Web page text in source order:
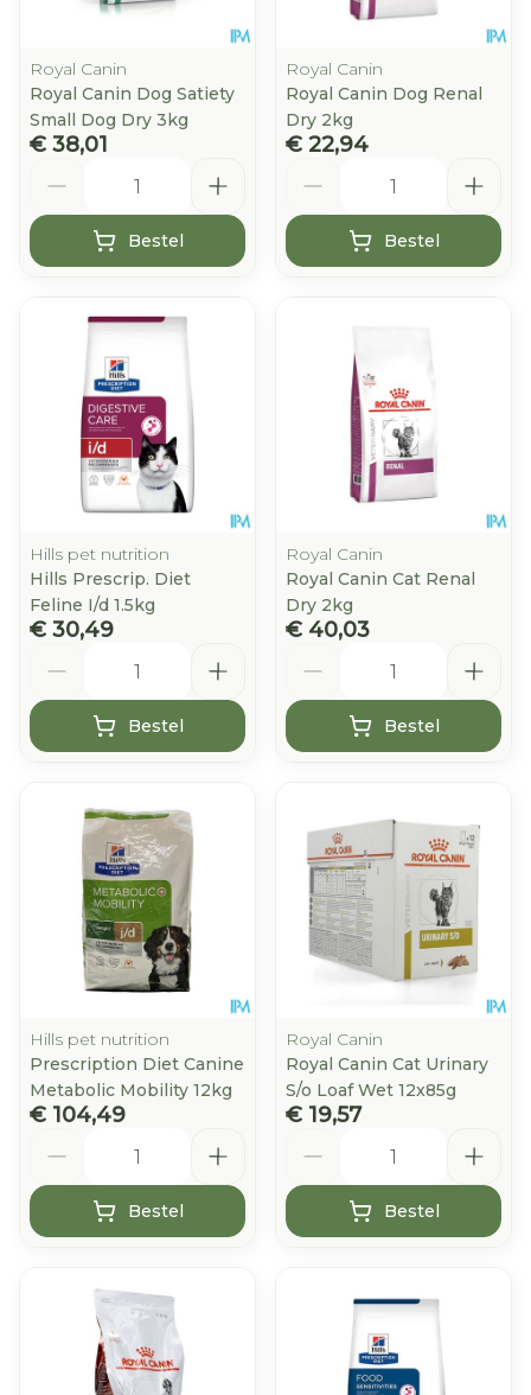
Royal Canin
Royal Canin Dog Satiety
Small Dog Dry 3kg
€ 38,01
Bestel
Royal Canin
Royal Canin Dog Renal
Dry 2kg
€ 22,94
Bestel
Hills pet nutrition
Hills Prescrip. Diet
Feline I/d 1.5kg
€ 30,49
Bestel
Royal Canin
Royal Canin Cat Renal
Dry 2kg
€ 40,03
Bestel
Hills pet nutrition
Prescription Diet Canine
Metabolic Mobility 12kg
€ 104,49
Bestel
Royal Canin
Royal Canin Cat Urinary
S/o Loaf Wet 12x85g
€ 19,57
Bestel